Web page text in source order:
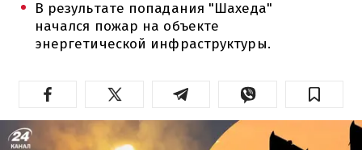
В результате попадания "Шахеда"
начался пожар на объекте
энергетической инфраструктуры.